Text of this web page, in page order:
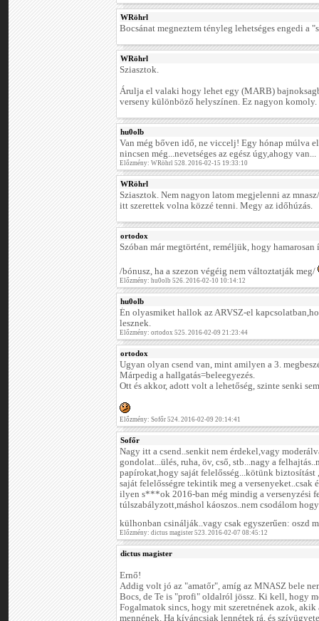
WRöhrl
Bocsánat megneztem tényleg lehetséges engedi a
WRöhrl
Sziasztok.
Árulja el valaki hogy lehet egy (MARB)
verseny különböző helyszínen. Ez nagyon komoly.
hu0olb
Van még bőven idő, ne viccelj! Egy hónap múlva
nincsen még...nevetséges az egész úgy,ahogy van...
Előzmény: WRöhrl 528. 2016-02-15 19:33:10
WRöhrl
Sziasztok. Nem nagyon latom megjelenni az
itt szerettek volna közzé tenni. Megy az időhúzás.
ortodox
Szóban már megtörtént, reméljük, hogy
/bónusz, ha a szezon végéig nem változtatják meg/
Előzmény: hu0olb 526. 2016-02-10 10:14:12
hu0olb
Én olyasmiket hallok az ARVSZ-el
lesznek.
Előzmény: ortodox 525. 2016-02-09 21:23:44
ortodox
Ugyan olyan csend van, mint amilyen a 3.
Márpedig a hallgatás=beleegyezés.
Ott és akkor, adott volt a lehetőség, szinte senki
Előzmény: Sofőr 524. 2016-02-09 20:14:41
Sofőr
Nagy itt a csend..senkit nem érdekel,vagy
gondolat...ülés, ruha, öv, cső, stb...nagy a
papírokat,hogy saját felelősség...kötünk biztosítást
saját felelősségre tekintik meg a
ilyen s***ok 2016-ban még mindig a versenyzési
túlszabályzott,máshol káoszos..nem csodálom
külhonban csinálják..vagy csak egyszerűen: oszd
Előzmény: dictus magister 523. 2016-02-07 08:45:12
dictus magister
Ernő!
Addig volt jó az "amatőr", amíg az MNASZ bele
Bocs, de Te is "profi" oldalról jössz. Ki kell, hogy
Fogalmatok sincs, hogy mit szeretnének azok, akik
mennének. Ha kíváncsiak lennétek rá, és